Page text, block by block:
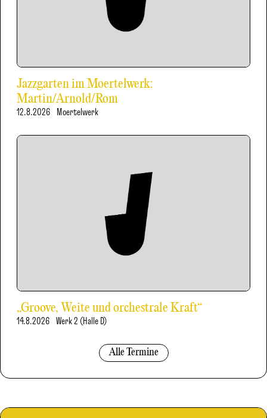
Jazzgarten im Moertelwerk:
Martin/Arnold/Rom
12.8.2026 Moertelwerk
„Groove, Weite und orchestrale Kraft“
14.8.2026 Werk 2 (Halle D)
Alle Termine